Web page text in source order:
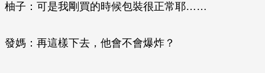
柚子：可是我剛買的時候包裝很正常耶……
發媽：再這樣下去，他會不會爆炸？